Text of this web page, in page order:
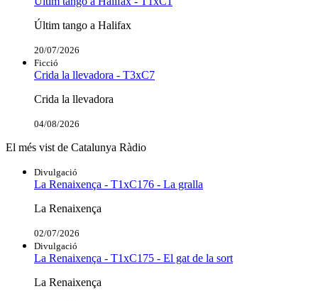
Últim tango a Halifax
20/07/2026
Ficció
Crida la llevadora - T3xC7
Crida la llevadora
04/08/2026
El més vist de Catalunya Ràdio
Divulgació
La Renaixença - T1xC176 - La gralla
La Renaixença
02/07/2026
Divulgació
La Renaixença - T1xC175 - El gat de la sort
La Renaixença